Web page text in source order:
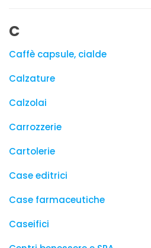
C
Caffè capsule, cialde
Calzature
Calzolai
Carrozzerie
Cartolerie
Case editrici
Case farmaceutiche
Caseifici